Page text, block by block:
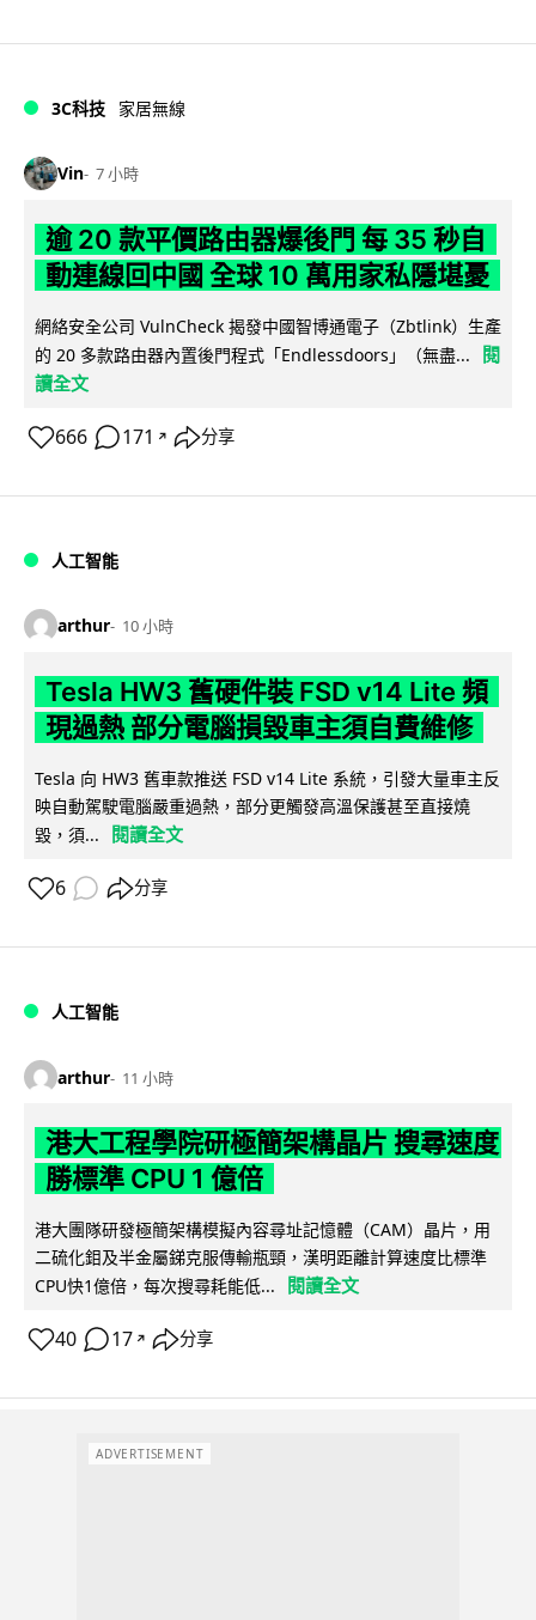
3C科技 家居無線
Vin 7 小時
逾 20 款平價路由器爆後門 每 35 秒自
動連線回中國 全球 10 萬用家私隱堪憂
網絡安全公司 VulnCheck 揭發中國智博通電子（Zbtlink）生產
的 20 多款路由器內置後門程式「Endlessdoors」（無盡...
閱
讀全文
666 171 ↗ 分享
人工智能
arthur 10 小時
Tesla HW3 舊硬件裝 FSD v14 Lite 頻
現過熱 部分電腦損毀車主須自費維修
Tesla 向 HW3 舊車款推送 FSD v14 Lite 系統，引發大量車主反
映自動駕駛電腦嚴重過熱，部分更觸發高溫保護甚至直接燒
毀，須...
閱讀全文
6 分享
人工智能
arthur 11 小時
港大工程學院研極簡架構晶片 搜尋速度
勝標準 CPU 1 億倍
港大團隊研發極簡架構模擬內容尋址記憶體（CAM）晶片，用
二硫化鉬及半金屬銻克服傳輸瓶頸，漢明距離計算速度比標準
CPU快1億倍，每次搜尋耗能低...
閱讀全文
40 17 ↗ 分享
ADVERTISEMENT